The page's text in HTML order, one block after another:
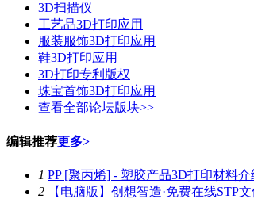
3D扫描仪
工艺品3D打印应用
服装服饰3D打印应用
鞋3D打印应用
3D打印专利版权
珠宝首饰3D打印应用
查看全部论坛版块>>
编辑推荐更多>
1 PP [聚丙烯] - 塑胶产品3D打印材料介
2
【电脑版】创想智造·免费在线STP